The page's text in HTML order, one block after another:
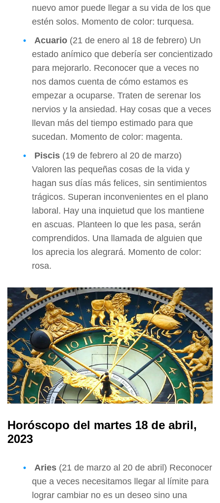
nuevo amor puede llegar a su vida de los que
estén solos. Momento de color: turquesa.
Acuario (21 de enero al 18 de febrero) Un
estado anímico que debería ser concientizado
para mejorarlo. Reconocer que a veces no
nos damos cuenta de cómo estamos es
empezar a ocuparse. Traten de serenar los
nervios y la ansiedad. Hay cosas que a veces
llevan más del tiempo estimado para que
sucedan. Momento de color: magenta.
Piscis (19 de febrero al 20 de marzo)
Valoren las pequeñas cosas de la vida y
hagan sus días más felices, sin sentimientos
trágicos. Superan inconvenientes en el plano
laboral. Hay una inquietud que los mantiene
en ascuas. Planteen lo que les pasa, serán
comprendidos. Una llamada de alguien que
los aprecia los alegrará. Momento de color:
rosa.
Horóscopo del martes 18 de abril,
2023
Aries (21 de marzo al 20 de abril) Reconocer
que a veces necesitamos llegar al límite para
lograr cambiar no es un deseo sino una